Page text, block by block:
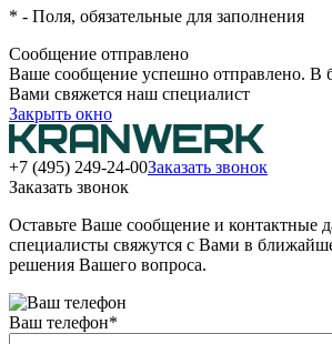
* - Поля, обязательные для заполнения
Сообщение отправлено
Ваше сообщение успешно отправлено. В
Вами свяжется наш специалист
Закрыть окно
+7 (495) 249-24-00Заказать звонок
Заказать звонок
Оставьте Ваше сообщение и контактные
специалисты свяжутся с Вами в
решения Вашего вопроса.
Ваш телефон*